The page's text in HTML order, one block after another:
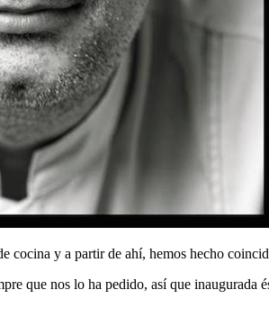
cocina y a partir de ahí, hemos hecho
que nos lo ha pedido, así que inaugurada